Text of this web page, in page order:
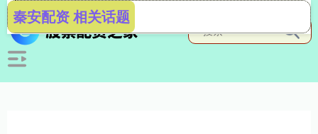
秦安配资 相关话题